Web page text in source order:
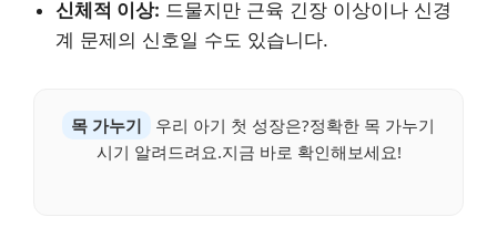
신체적 이상: 드물지만 근육 긴장 이상이나 신경
계 문제의 신호일 수도 있습니다.
목 가누기
우리 아기 첫 성장은?정확한 목 가누기
시기 알려드려요.지금 바로 확인해보세요!